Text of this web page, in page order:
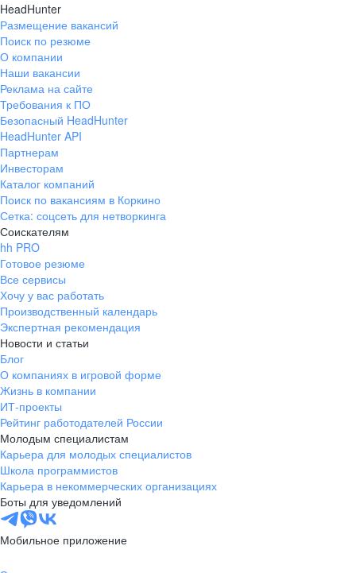
HeadHunter
Размещение вакансий
Поиск по резюме
О компании
Наши вакансии
Реклама на сайте
Требования к ПО
Безопасный HeadHunter
HeadHunter API
Партнерам
Инвесторам
Каталог компаний
Поиск по вакансиям в Коркино
Сетка: соцсеть для нетворкинга
Соискателям
hh PRO
Готовое резюме
Все сервисы
Хочу у вас работать
Производственный календарь
Экспертная рекомендация
Новости и статьи
Блог
О компаниях в игровой форме
Жизнь в компании
ИТ-проекты
Рейтинг работодателей России
Молодым специалистам
Карьера для молодых специалистов
Школа программистов
Карьера в некоммерческих организациях
Боты для уведомлений
Мобильное приложение